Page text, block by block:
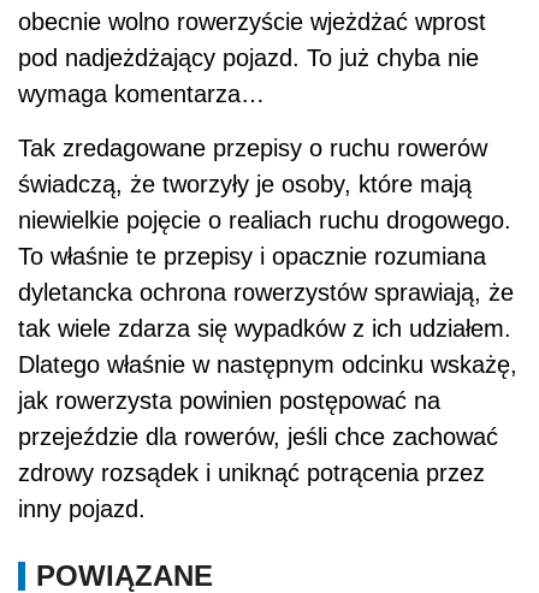
obecnie wolno rowerzyście wjeżdżać wprost
pod nadjeżdżający pojazd. To już chyba nie
wymaga komentarza…
Tak zredagowane przepisy o ruchu rowerów
świadczą, że tworzyły je osoby, które mają
niewielkie pojęcie o realiach ruchu drogowego.
To właśnie te przepisy i opacznie rozumiana
dyletancka ochrona rowerzystów sprawiają, że
tak wiele zdarza się wypadków z ich udziałem.
Dlatego właśnie w następnym odcinku wskażę,
jak rowerzysta powinien postępować na
przejeździe dla rowerów, jeśli chce zachować
zdrowy rozsądek i uniknąć potrącenia przez
inny pojazd.
POWIĄZANE